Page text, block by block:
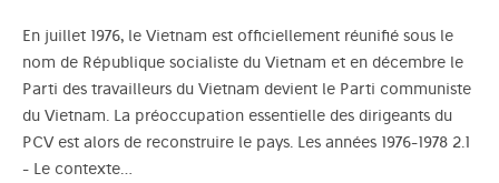
En juillet 1976, le Vietnam est officiellement réunifié sous le
nom de République socialiste du Vietnam et en décembre le
Parti des travailleurs du Vietnam devient le Parti communiste
du Vietnam. La préoccupation essentielle des dirigeants du
PCV est alors de reconstruire le pays. Les années 1976-1978 2.1
- Le contexte…